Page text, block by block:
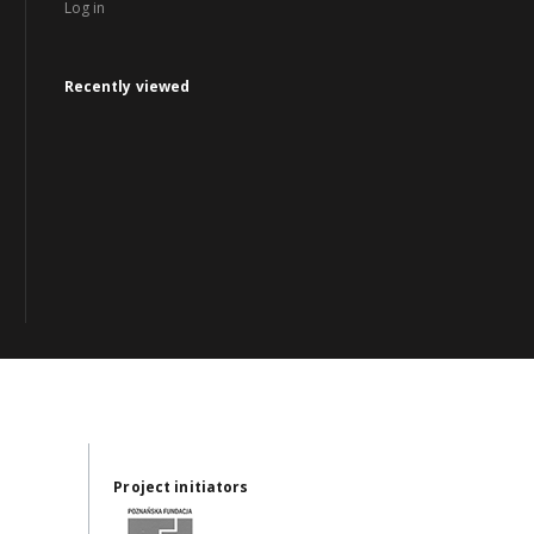
Log in
Recently viewed
Project initiators